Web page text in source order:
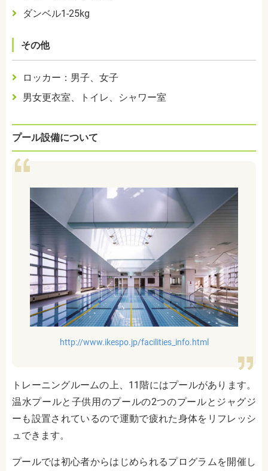
ダンベル1-25kg
その他
ロッカー：男子、女子
男女更衣室、トイレ、シャワー室
プール設備について
http://www.ikespo.jp/facilities_info.html
トレーニングルームの上、11階にはプールがあります。
温水プールと子供用のプールの2つのプールとジャグジ
ーも設置されているので運動で疲れた身体をリフレッシ
ュできます。
プールでは初心者からはじめられるプログラムを開催し